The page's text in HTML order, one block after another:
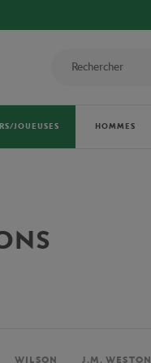
JOUEUSES HOMMES
WILSON J.M. WESTON